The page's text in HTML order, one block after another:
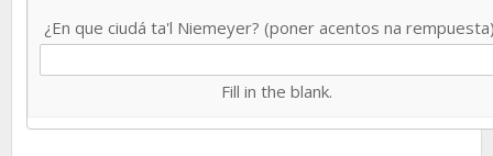
¿En que ciudá ta'l Niemeyer? (poner acentos na
Fill in the blank.